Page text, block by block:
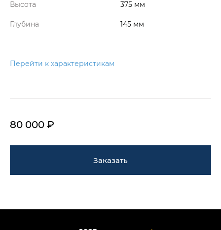
Высота 375 мм
Глубина 145 мм
Перейти к характеристикам
80 000 ₽
Заказать